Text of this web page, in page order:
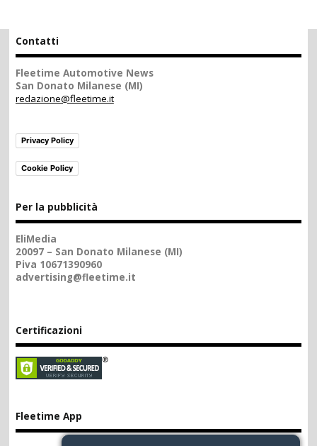
Contatti
Fleetime Automotive News
San Donato Milanese (MI)
redazione@fleetime.it
Privacy Policy
Cookie Policy
Per la pubblicità
EliMedia
20097 – San Donato Milanese (MI)
Piva 10671390960
advertising@fleetime.it
Certificazioni
Fleetime App